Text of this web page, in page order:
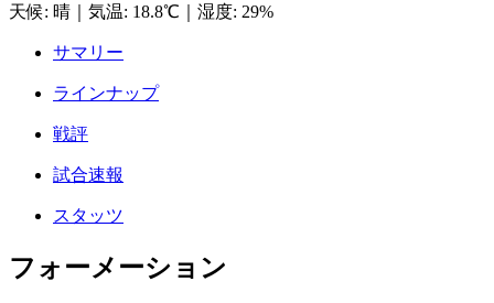
天候: 晴 気温: 18.8℃ 湿度: 29%
サマリー
ラインナップ
戦評
試合速報
スタッツ
フォーメーション